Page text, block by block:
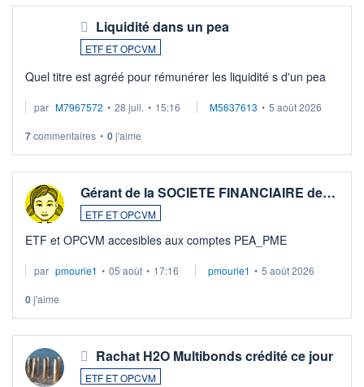
Liquidité dans un pea
ETF ET OPCVM
Quel titre est agréé pour rémunérer les liquidité s d'un pea
par M7967572 • 28 juil. • 15:16 M5637613 • 5 août 2026
7commentaires • 0j'aime
Gérant de la SOCIETE FINANCIAIRE de…
ETF ET OPCVM
ETF et OPCVM accesibles aux comptes PEA_PME
par pmourie1 • 05 août • 17:16 pmourie1 • 5 août 2026
0j'aime
Rachat H2O Multibonds crédité ce jour
ETF ET OPCVM